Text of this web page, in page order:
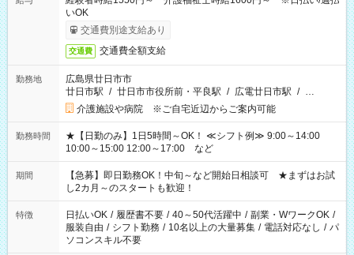
いOK
交通費別途支給あり
交通費 交通費全額支給
勤務地
広島県廿日市市
廿日市駅 / 廿日市市役所前・平良駅 / 広電廿日市駅 / …
介護施設や病院 ※ご自宅近辺からご案内可能
勤務時間
★【日勤のみ】1日5時間～OK！ ≪シフト例≫ 9:00～14:00
10:00～15:00 12:00～17:00 など
期間
【急募】即日勤務OK！中旬～など開始日相談可 ★まずはお試
し2カ月～のスタートも歓迎！
特徴 日払いOK / 履歴書不要 / 40～50代活躍中 / 副業・WワークOK /
服装自由 / シフト勤務 / 10名以上の大量募集 / 電話対応なし / パ
ソコンスキル不要